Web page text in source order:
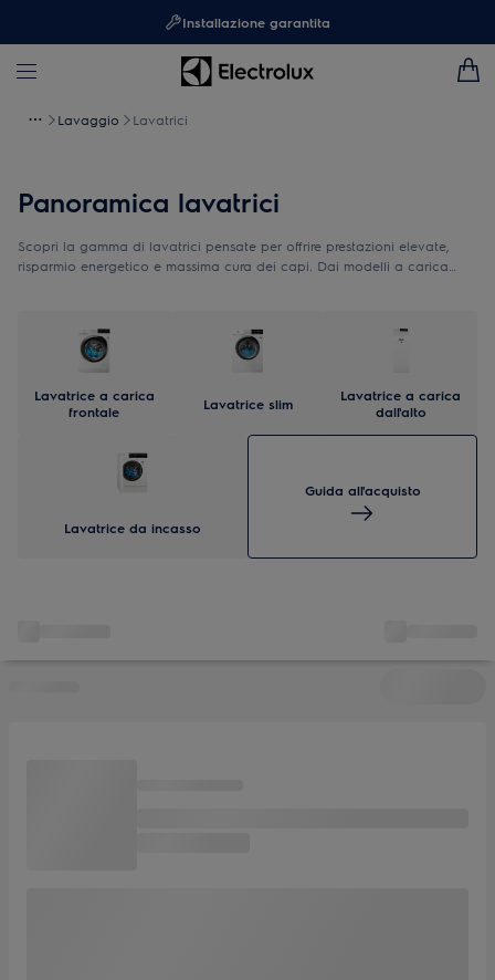
Installazione garantita
Lavaggio Lavatrici
Panoramica lavatrici
Scopri la gamma di lavatrici pensate per offrire prestazioni elevate,
risparmio energetico e massima cura dei capi. Dai modelli a carica
Lavatrice a carica
frontale
Lavatrice slim
Lavatrice a carica
dall'alto
Lavatrice da incasso
Guida all'acquisto